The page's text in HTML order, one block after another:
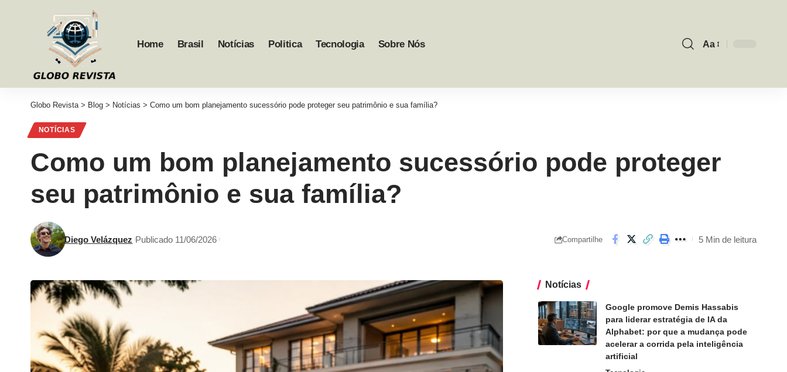
Home Brasil Notícias Politica Tecnologia Sobre Nós Aa
Globo Revista> Blog > Notícias > Como um bom planejamento sucessório pode proteger seu patrimônio e sua família?
NOTÍCIAS
Como um bom planejamento sucessório pode proteger
seu patrimônio e sua família?
Diego Velázquez Publicado 11/06/2026 Compartilhe 5 Min de leitura
Notícias
Google promove Demis Hassabis
para liderar estratégia de IA da
Alphabet: por que a mudança pode
acelerar a corrida pela inteligência
artificial